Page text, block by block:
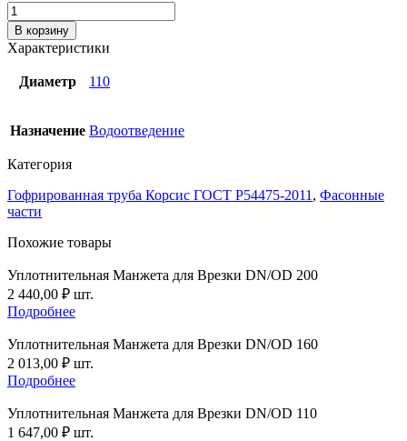
Количество
товара
Литой
отвод
90º
КОРСИС
110
В корзину
Характеристики
Диаметр 110
Назначение Водоотведение
Категория
Гофрированная труба Корсис ГОСТ P54475-2011 , Фасонные
части
Похожие товары
Уплотнительная Манжета для Врезки DN/OD 200
2 440,00 ₽ шт.
Подробнее
Уплотнительная Манжета для Врезки DN/OD 160
2 013,00 ₽ шт.
Подробнее
Уплотнительная Манжета для Врезки DN/OD 110
1 647,00 ₽ шт.